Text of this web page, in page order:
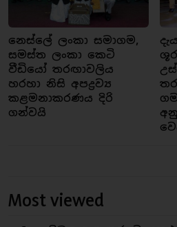
නෙස්ලේ ලංකා සමාගම,
සමස්ත ලංකා කෙටි
වීඩියෝ තරඟාවලිය
හරහා නිසි අපද්‍රව්‍ය
කළමනාකරණය දිරි
ගන්වයි
Most viewed